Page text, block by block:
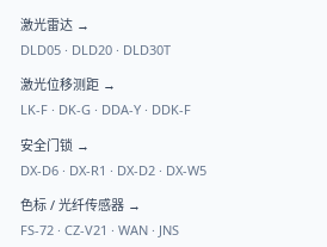
激光雷达→
DLD05· DLD20· DLD30T
激光位移测距→
LK-F· DK-G· DDA-Y· DDK-F
安全门锁 →
DX-D6· DX-R1 · DX-D2· DX-W5
色标 / 光纤传感器→
FS-72· CZ-V21 · WAN· JNS